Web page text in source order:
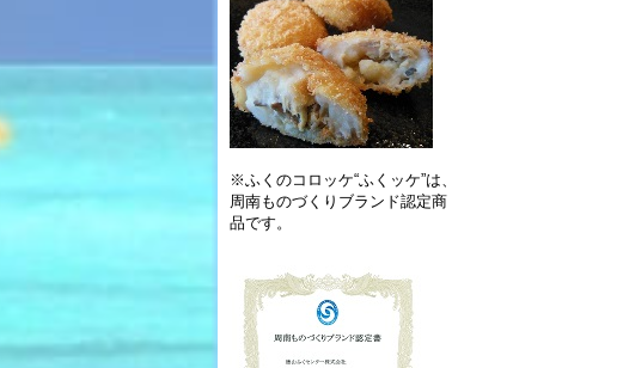
※ふくのコロッケ“ふくッケ”は、
周南ものづくりブランド認定商
品です。